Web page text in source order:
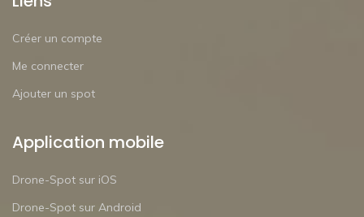
Créer un compte
Me connecter
Ajouter un spot
Application mobile
Drone-Spot sur iOS
Drone-Spot sur Android